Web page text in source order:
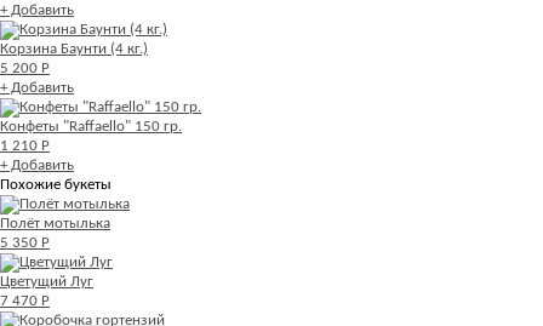
+ Добавить
Корзина Баунти (4 кг.)
5 200 Р
+ Добавить
Конфеты "Raffaello" 150 гр.
1 210 Р
+ Добавить
Похожие букеты
Полёт мотылька
5 350 Р
Цветущий Луг
7 470 Р